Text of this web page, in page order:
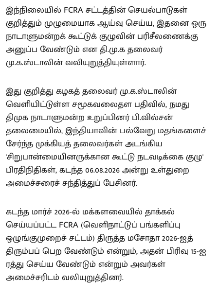
இந்நிலையில் FCRA சட்டத்தின் செயல்பாடுகள்
குறித்தும் முழுமையாக ஆய்வு செய்ய, இதனை ஒரு
நாடாளுமன்றக் கூட்டுக் குழுவின் பரிசீலணைக்கு
அனுப்ப வேண்டும் என தி.மு.க தலைவர்
மு.க.ஸ்டாலின் வலியுறுத்தியுள்ளார்.
இது குறித்து கழகத் தலைவர் மு.க.ஸ்டாலின்
வெளியிட்டுள்ள சமூகவலைதள பதிவில், நமது
திமுக நாடாளுமன்ற உறுப்பினர் பி.வில்சன்
தலைமையில், இந்தியாவின் பல்வேறு மதங்களைச்
சேர்ந்த முக்கியத் தலைவர்கள் அடங்கிய
'சிறுபான்மையினருக்கான கூட்டு நடவடிக்கை குழு'
பிரதிநிதிகள், கடந்த 06.08.2026 அன்று உள்துறை
அமைச்சரைச் சந்தித்துப் பேசினர்.
கடந்த மார்ச் 2026-ல் மக்களவையில் தாக்கல்
செய்யப்பட்ட FCRA (வெளிநாட்டுப் பங்களிப்பு
ஒழுங்குமுறைச் சட்டம்) திருத்த மசோதா 2026-ஐத்
திரும்பப் பெற வேண்டும் என்றும், அதன் பிரிவு 15-ஐ
ரத்து செய்ய வேண்டும் என்றும் அவர்கள்
அமைச்சரிடம் வலியுறுத்தினர்.